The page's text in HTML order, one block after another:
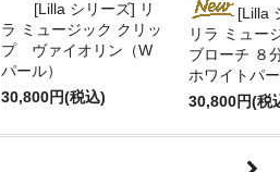
[Lilla シリーズ] リ
ラ ミュージック クリッ
プ ヴァイオリン（W
パール）
30,800円(税込)
[Lilla
リラ ミュー
ブローチ ８
ホワイトパ
30,800円(税